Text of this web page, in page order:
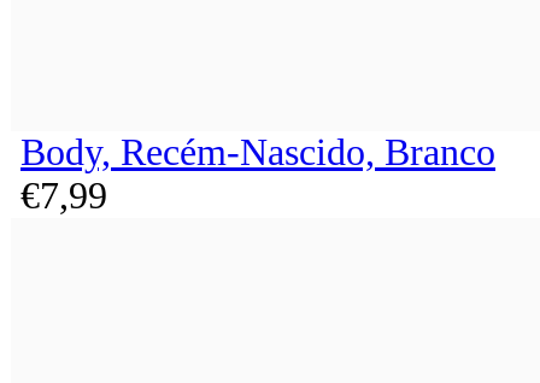
Body, Recém-Nascido, Branco
€7,99